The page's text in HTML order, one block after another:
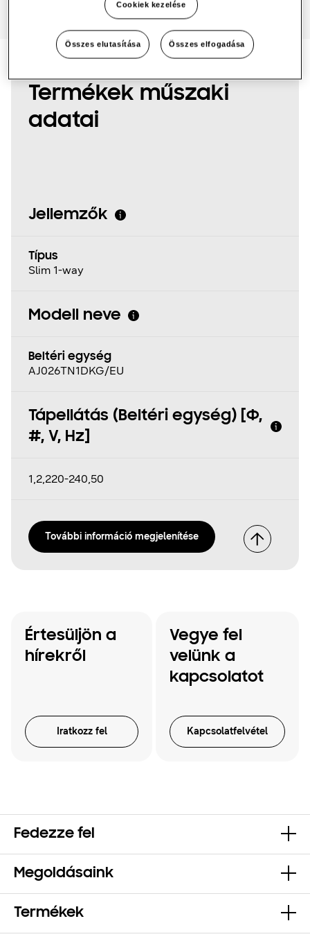
Termékek műszaki
adatai
Jellemzők
Típus
Slim 1-way
Modell neve
Beltéri egység
AJ026TN1DKG/EU
Tápellátás (Beltéri egység) [Φ,
#, V, Hz]
1,2,220-240,50
További információ megjelenítése
Értesüljön a
hírekről
Iratkozz fel
Vegye fel
velünk a
kapcsolatot
Kapcsolatfelvétel
Fedezze fel
Megoldásaink
Termékek
Cookiek kezelése
Összes elutasítása Összes elfogadása